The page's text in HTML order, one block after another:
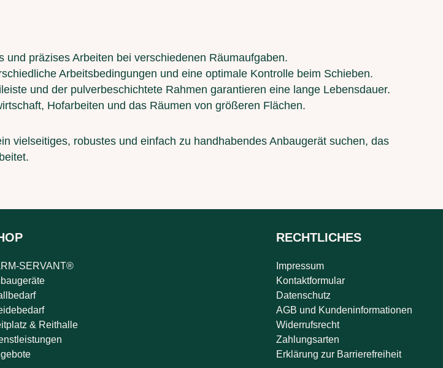
und präzises Arbeiten bei verschiedenen Räumaufgaben.
Arbeitsbedingungen und eine optimale Kontrolle beim Schieben.
und der pulverbeschichtete Rahmen garantieren eine lange Lebensdauer.
Hofarbeiten und das Räumen von größeren Flächen.
vielseitiges, robustes und einfach zu handhabendes Anbaugerät suchen, das
SERVANT®
& Reithalle
RECHTLICHES
Impressum
Kontaktformular
Datenschutz
AGB und Kundeninformationen
Widerrufsrecht
Zahlungsarten
Erklärung zur Barrierefreiheit